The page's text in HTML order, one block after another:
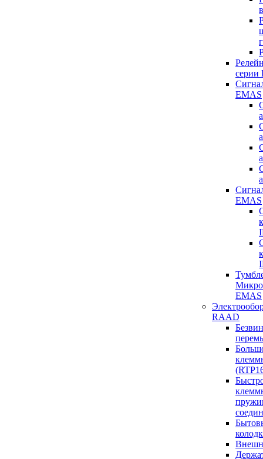
серии
EMAS
EMAS
Микро
EMAS
RAAD